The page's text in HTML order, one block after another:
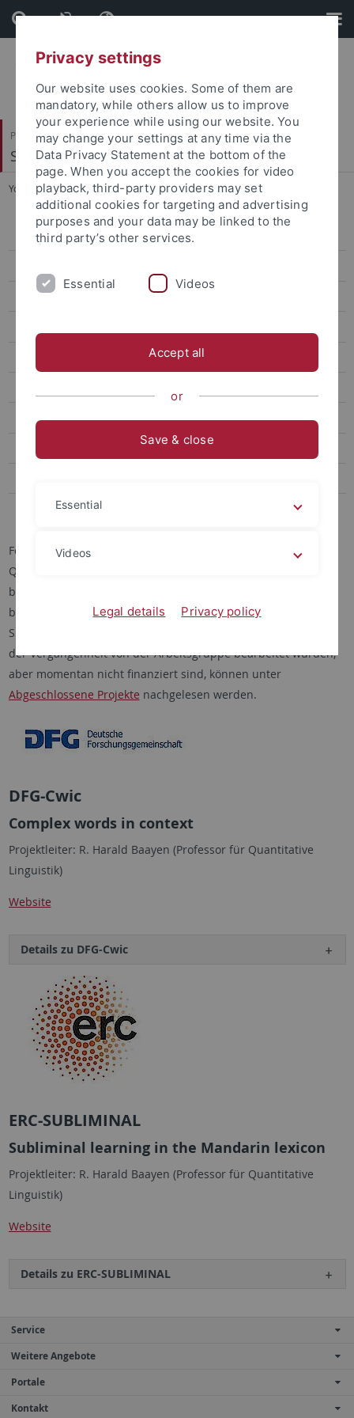
Skip
to
content
Skip
to
footer
Philosophische Fakultät
Seminar für Sprachwissenschaft
You are here: Startseite ... Projekte
Forschung
Software
Mitarbeitende
Kontakt
Folgende Projekte sind gerade in der Arbeitsgruppe der
Quantiativen Linguistik angesiedelt und werden von uns
bearbeitet. Eine inhaltliche Darstellung der momentan
bearbeiteten Forschungsideen findet sich in englischer
Sprache auf
der Vergangenheit von der Arbeitsgruppe bearbeitet wurden,
aber momentan nicht finanziert sind, können unter
Abgeschlossene Projekte nachgelesen werden.
DFG-Cwic
Complex words in context
Projektleiter: R. Harald Baayen (Professor für Quantitative
Linguistik)
Website
Details zu DFG-Cwic
ERC-SUBLIMINAL
Subliminal learning in the Mandarin lexicon
Projektleiter: R. Harald Baayen (Professor für Quantitative
Linguistik)
Website
Details zu ERC-SUBLIMINAL
Service
Weitere Angebote
Portale
Kontakt
Privacy settings
Our website uses cookies. Some of them are
mandatory, while others allow us to improve
your experience while using our website. You
may change your settings at any time via the
Data Privacy Statement at the bottom of the
page. When you accept the cookies for video
playback, third-party providers may set
additional cookies for targeting and advertising
purposes and your data may be linked to the
third party’s other services.
Essential Videos
Accept all
or
Save & close
Essential
Videos
Legal details Privacy policy